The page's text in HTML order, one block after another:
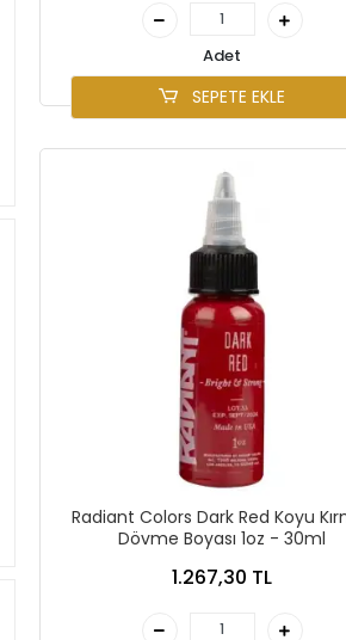
Adet
SEPETE EKLE
Radiant Colors Dark Red Koyu
Dövme Boyası 1oz - 30ml
1.267,30 TL